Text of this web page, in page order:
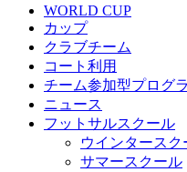
WORLD CUP
カップ
クラブチーム
コート利用
チーム参加型プログ
ニュース
フットサルスクール
ウインタースク
サマースクール